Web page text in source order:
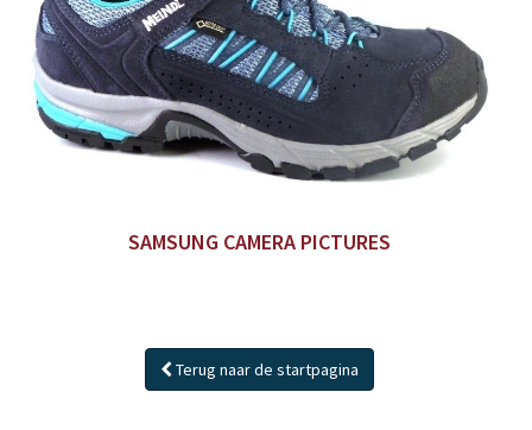
SAMSUNG CAMERA PICTURES
Terug naar de startpagina